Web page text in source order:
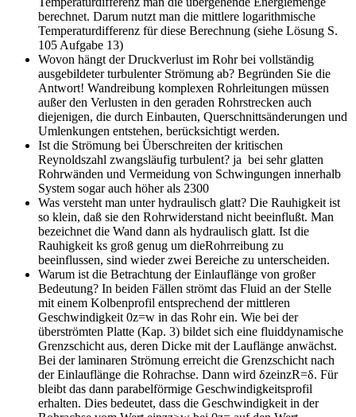
berechnet. Darum nutzt man die mittlere logarithmische
Temperaturdifferenz für diese Berechnung (siehe Lösung S.
105 Aufgabe 13)
Wovon hängt der Druckverlust im Rohr bei vollständig
ausgebildeter turbulenter Strömung ab? Begründen Sie die
Antwort! Wandreibung komplexen Rohrleitungen müssen
außer den Verlusten in den geraden Rohrstrecken auch
diejenigen, die durch Einbauten, Querschnittsänderungen und
Umlenkungen entstehen, berücksichtigt werden.
Ist die Strömung bei Überschreiten der kritischen
Reynoldszahl zwangsläufig turbulent? ja bei sehr glatten
Rohrwänden und Vermeidung von Schwingungen innerhalb
System sogar auch höher als 2300
Was versteht man unter hydraulisch glatt? Die Rauhigkeit ist
so klein, daß sie den Rohrwiderstand nicht beeinflußt. Man
bezeichnet die Wand dann als hydraulisch glatt. Ist die
Rauhigkeit ks groß genug um dieRohrreibung zu
beeinflussen, sind wieder zwei Bereiche zu unterscheiden.
Warum ist die Betrachtung der Einlauflänge von großer
Bedeutung? In beiden Fällen strömt das Fluid an der Stelle
mit einem Kolbenprofil entsprechend der mittleren
Geschwindigkeit 0z=w in das Rohr ein. Wie bei der
überströmten Platte (Kap. 3) bildet sich eine fluiddynamische
Grenzschicht aus, deren Dicke mit der Lauflänge anwächst.
Bei der laminaren Strömung erreicht die Grenzschicht nach
der Einlauflänge die Rohrachse. Dann wird δzeinzR=δ. Für
bleibt das dann parabelförmige Geschwindigkeitsprofil
erhalten. Dies bedeutet, dass die Geschwindigkeit in der